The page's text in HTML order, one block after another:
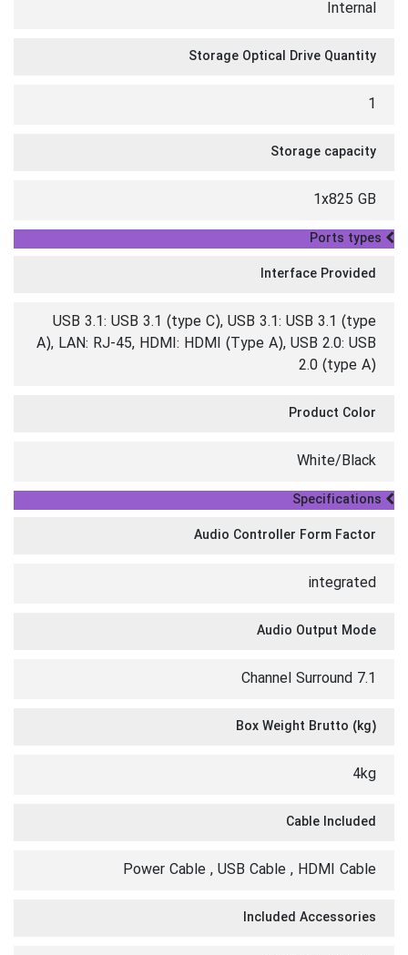
Internal
Storage Optical Drive Quantity
1
Storage capacity
1x825 GB
Interface Provided
USB 3.1: USB 3.1 (type C), USB 3.1: USB 3.1 (type
A), LAN: RJ-45, HDMI: HDMI (Type A), USB 2.0: USB
2.0 (type A)
Product Color
White/Black
Audio Controller Form Factor
integrated
Audio Output Mode
7.1 Channel Surround
Box Weight Brutto (kg)
4kg
Cable Included
Power Cable , USB Cable , HDMI Cable
Included Accessories